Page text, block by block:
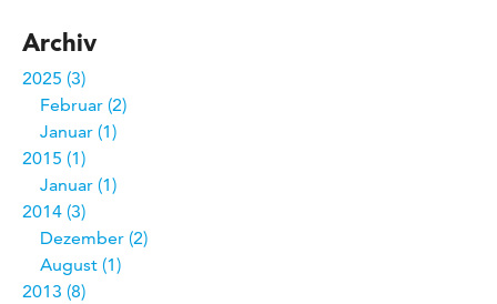
Archiv
2025 3
Februar 2
Januar 1
2015 1
Januar 1
2014 3
Dezember 2
August 1
2013 8